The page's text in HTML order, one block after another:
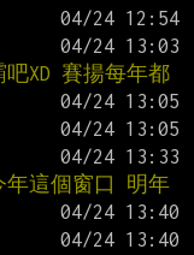
XD 賽揚每年都
這個窗口 明年